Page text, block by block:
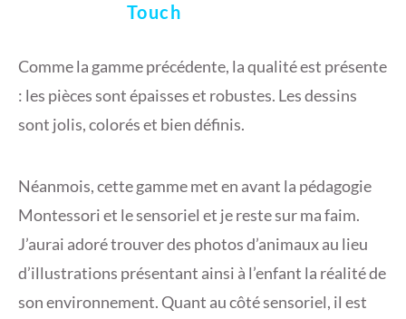
Touch
Comme la gamme précédente, la qualité est présente
: les pièces sont épaisses et robustes. Les dessins
sont jolis, colorés et bien définis.
Néanmois, cette gamme met en avant la pédagogie
Montessori et le sensoriel et je reste sur ma faim.
J’aurai adoré trouver des photos d’animaux au lieu
d’illustrations présentant ainsi à l’enfant la réalité de
son environnement. Quant au côté sensoriel, il est